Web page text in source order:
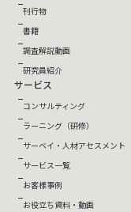
刊行物
書籍
調査解説動画
研究員紹介
サービス
コンサルティング
ラーニング（研修）
サーベイ・人材アセスメント
サービス一覧
お客様事例
お役立ち資料・動画